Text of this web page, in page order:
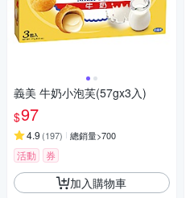
義美 牛奶小泡芙(57gx3入)
$97
4.9 (197) 總銷量>700
活動 券
加入購物車